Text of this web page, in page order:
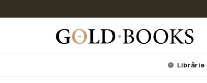
Librărie